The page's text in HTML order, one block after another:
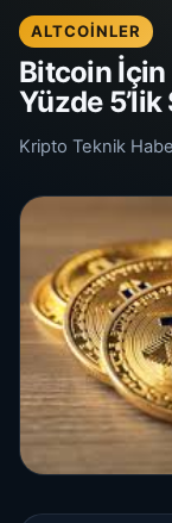
ALTCOINLER
Bitcoin İçin
Yüzde
Kripto Teknik